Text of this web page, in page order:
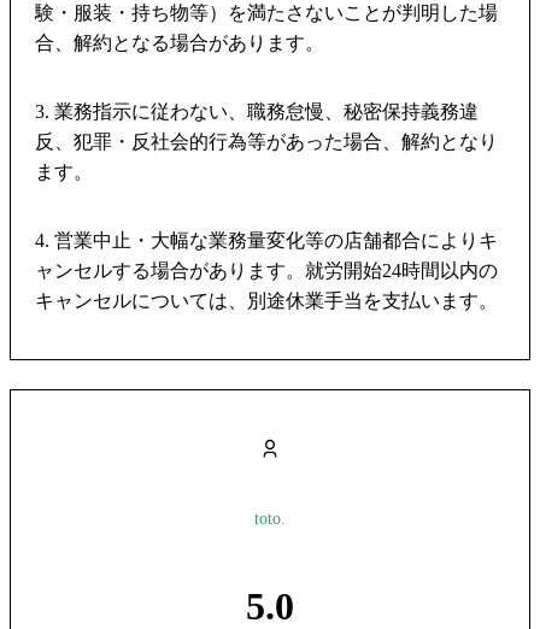
験・服装・持ち物等）を満たさないことが判明した場
合、解約となる場合があります。
3. 業務指示に従わない、職務怠慢、秘密保持義務違
反、犯罪・反社会的行為等があった場合、解約となり
ます。
4. 営業中止・大幅な業務量変化等の店舗都合によりキ
ャンセルする場合があります。就労開始24時間以内の
キャンセルについては、別途休業手当を支払います。
toto.
5.0